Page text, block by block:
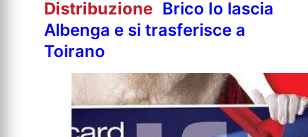
Distribuzione Brico Io lascia
Albenga e si trasferisce a
Toirano